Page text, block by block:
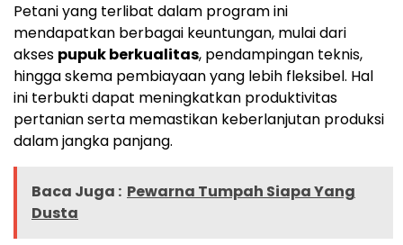
Petani yang terlibat dalam program ini
mendapatkan berbagai keuntungan, mulai dari
akses pupuk berkualitas, pendampingan teknis,
hingga skema pembiayaan yang lebih fleksibel. Hal
ini terbukti dapat meningkatkan produktivitas
pertanian serta memastikan keberlanjutan produksi
dalam jangka panjang.
Baca Juga : Pewarna Tumpah Siapa Yang
Dusta